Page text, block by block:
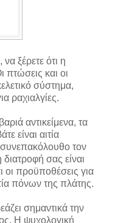
ξέρετε ότι η
και οι
σύστημα,
ραχιαλγίες.
αντικείμενα, τα
είναι αιτία
τον
σας είναι
οι προϋποθέσεις για
πόνων της πλάτης.
σημαντικά την
Η ψυχολογική